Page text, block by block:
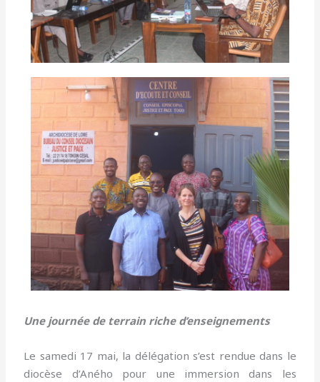
Une journée de terrain riche d’enseignements
Le samedi 17 mai, la délégation s’est rendue dans le
diocèse d’Aného pour une immersion dans les